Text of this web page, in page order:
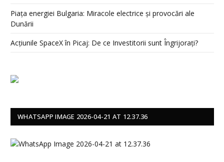
Piața energiei Bulgaria: Miracole electrice și provocări ale
Dunării
Acțiunile SpaceX în Picaj: De ce Investitorii sunt Îngrijorați?
WHATSAPP IMAGE 2026-04-21 AT 12.37.36